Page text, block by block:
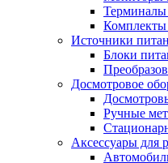
Терминалы
Комплекты
Источники
Блоки
Досмотровое
Ручные
Аксессуары для